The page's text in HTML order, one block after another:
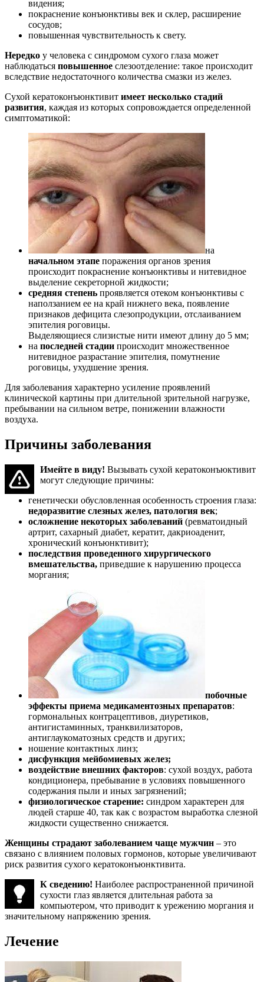
видения;
покраснение конъюнктивы век и склер, расширение
сосудов;
повышенная чувствительность к свету.
Нередко у человека с синдромом сухого глаза может
наблюдаться повышенное слезоотделение: такое происходит
вследствие недостаточного количества смазки из желез.
Сухой кератоконъюнктивит имеет несколько стадий
развития, каждая из которых сопровождается определенной
симптоматикой:
на
начальном этапе поражения органов зрения
происходит покраснение конъюнктивы и нитевидное
выделение секреторной жидкости;
средняя степень проявляется отеком конъюнктивы с
наползанием ее на край нижнего века, появление
признаков дефицита слезопродукции, отслаиванием
эпителия роговицы.
Выделяющиеся слизистые нити имеют длину до 5 мм;
на последней стадии происходит множественное
нитевидное разрастание эпителия, помутнение
роговицы, ухудшение зрения.
Для заболевания характерно усиление проявлений
клинической картины при длительной зрительной нагрузке,
пребывании на сильном ветре, понижении влажности
воздуха.
Причины заболевания
Имейте в виду! Вызывать сухой кератоконъюктивит
могут следующие причины:
генетически обусловленная особенность строения глаза:
недоразвитие слезных желез, патология век;
осложнение некоторых заболеваний (ревматоидный
артрит, сахарный диабет, кератит, дакриоаденит,
хронический конъюнктивит);
последствия проведенного хирургического
вмешательства, приведшие к нарушению процесса
моргания;
побочные
эффекты приема медикаментозных препаратов:
гормональных контрацептивов, диуретиков,
антигистаминных, транквилизаторов,
антиглаукоматозных средств и других;
ношение контактных линз;
дисфункция мейбомиевых желез;
воздействие внешних факторов: сухой воздух, работа
кондиционера, пребывание в условиях повышенного
содержания пыли и иных загрязнений;
физиологическое старение: синдром характерен для
людей старше 40, так как с возрастом выработка слезной
жидкости существенно снижается.
Женщины страдают заболеванием чаще мужчин – это
связано с влиянием половых гормонов, которые увеличивают
риск развития сухого кератоконъюнктивита.
К сведению! Наиболее распространенной причиной
сухости глаз является длительная работа за
компьютером, что приводит к урежению моргания и
значительному напряжению зрения.
Лечение